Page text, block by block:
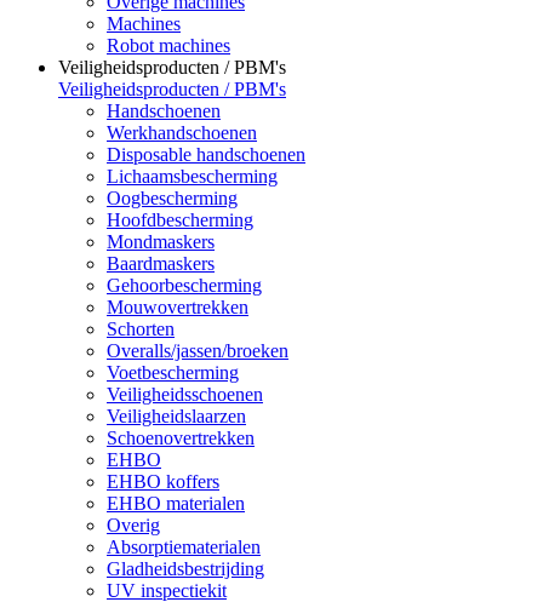
Machines
Robot machines
Veiligheidsproducten / PBM's
Veiligheidsproducten / PBM's
Handschoenen
Werkhandschoenen
Disposable handschoenen
Lichaamsbescherming
Oogbescherming
Hoofdbescherming
Mondmaskers
Baardmaskers
Gehoorbescherming
Mouwovertrekken
Schorten
Overalls/jassen/broeken
Voetbescherming
Veiligheidsschoenen
Veiligheidslaarzen
Schoenovertrekken
EHBO
EHBO koffers
EHBO materialen
Overig
Absorptiematerialen
Gladheidsbestrijding
UV inspectiekit